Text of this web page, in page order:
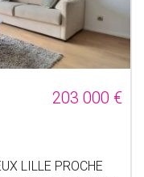
203 000 €
LILLE PROCHE